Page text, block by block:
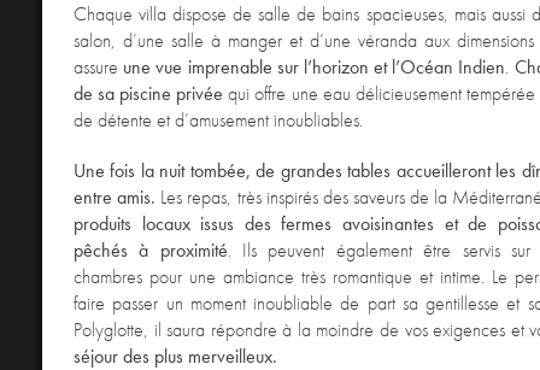
Chaque villa dispose de salle de bains spacieuses, mais aussi
salon, d’une salle à manger et d’une véranda aux
assure une vue imprenable sur l’horizon et l’Océan Indien.
de sa piscine privée qui offre une eau délicieusement tempérée
de détente et d’amusement inoubliables.
Une fois la nuit tombée, de grandes tables accueilleront les
entre amis. Les repas, très inspirés des saveurs de la
produits locaux issus des fermes avoisinantes et de
pêchés à proximité. Ils peuvent également être servis sur
chambres pour une ambiance très romantique et intime. Le
faire passer un moment inoubliable de part sa gentillesse et
Polyglotte, il saura répondre à la moindre de vos exigences et
séjour des plus merveilleux.